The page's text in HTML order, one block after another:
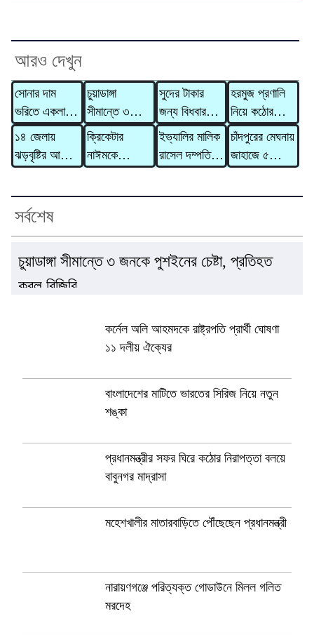
আরও দেখুন
সোনার দাম
ভরিতে একলাফে
বাড়ল ৯,৮৫৬
টাকা
চুয়াডাঙ্গা
সীমান্তে ৩
জনকে পুশইনের
চেষ্টা, প্রতিহত
করল বিজিবি
সুদের টাকার
জন্য বিধবার
গাভী নিয়ে
গেলেন দাদন
ব্যবসায়ী
হরমুজ প্রণালি
নিয়ে কঠোর
হুঁশিয়ারি ইরানের
১৪ জেলায়
ঝড়বৃষ্টির আভাস,
ক্রিকেটার
নাঈমকে
ইভ্যালির মালিক
রাসেল দম্পতির
চাঁদপুরের মেঘনায়
জাহাজে ৫
সর্বশেষ
চুয়াডাঙ্গা সীমান্তে ৩ জনকে পুশইনের চেষ্টা, প্রতিহত
করল বিজিবি
কর্নেল অলি আহমদকে রাষ্ট্রপতি প্রার্থী ঘোষণা
১১ দলীয় ঐক্যের
বাংলাদেশের মাটিতে ভারতের সিরিজ নিয়ে নতুন
শঙ্কা
প্রধানমন্ত্রীর সফর ঘিরে কঠোর নিরাপত্তা বলয়ে
বাবুনগর মাদ্রাসা
মহেশখালীর মাতারবাড়িতে পৌঁছেছেন প্রধানমন্ত্রী
নারায়ণগঞ্জে পরিত্যক্ত গোডাউনে মিলল গলিত
মরদেহ